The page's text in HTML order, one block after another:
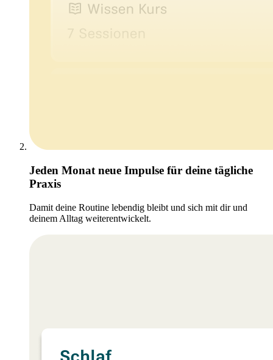
Jeden Monat neue Impulse für deine tägliche
Praxis
Damit deine Routine lebendig bleibt und sich mit dir und
deinem Alltag weiterentwickelt.